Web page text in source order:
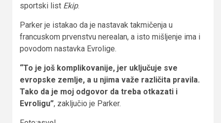
sportski list Ekip.
Parker je istakao da je nastavak takmičenja u
francuskom prvenstvu nerealan, a isto mišljenje ima i
povodom nastavka Evrolige.
“To je još komplikovanije, jer uključuje sve
evropske zemlje, a u njima važe različita pravila.
Tako da je moj odgovor da treba otkazati i
Evroligu”, zaključio je Parker.